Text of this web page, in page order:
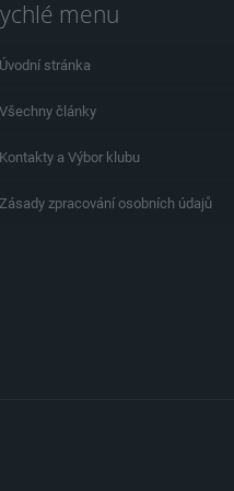
menu
stránka
články
a Výbor klubu
zpracování osobních údajů